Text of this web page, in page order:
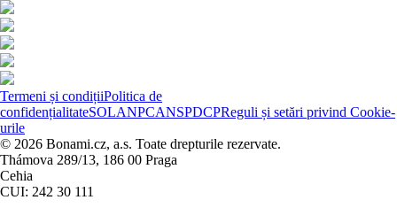
Termeni și condițiiPolitica de
confidențialitateSOLANPCANSPDCPReguli și setări privind Cookie-
urile
© 2026 Bonami.cz, a.s. Toate drepturile rezervate.
Thámova 289/13, 186 00 Praga
Cehia
CUI: 242 30 111